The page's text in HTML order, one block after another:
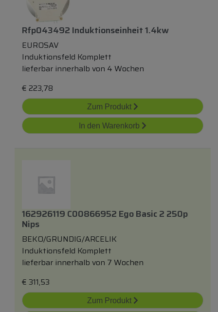
Rfp043492 Induktionseinheit 1.4kw
EUROSAV
Induktionsfeld Komplett
lieferbar innerhalb von 4 Wochen
€ 223,78
Zum Produkt
In den Warenkorb
162926119 C00866952 Ego Basic 2 250p
Nips
BEKO/GRUNDIG/ARCELIK
Induktionsfeld Komplett
lieferbar innerhalb von 7 Wochen
€ 311,53
Zum Produkt